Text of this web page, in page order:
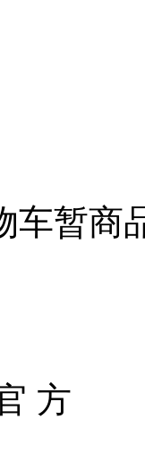
车暂商
方